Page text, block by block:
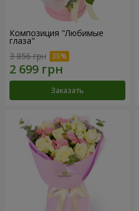
Композиция "Любимые
глаза"
3 856 грн
Заказать